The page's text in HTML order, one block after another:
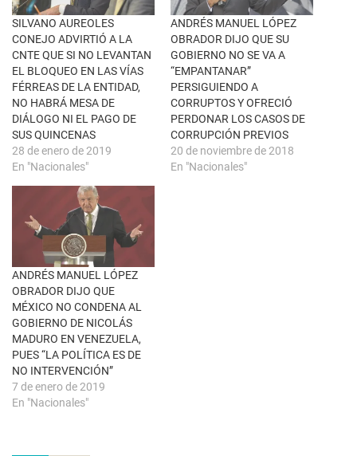
e
n
t
a
n
a
n
u
e
v
a
)
o
k
(
S
e
a
b
e
e
n
u
n
a
v
e
t
a
n
a
u
e
v
a
)
SILVANO AUREOLES
CONEJO ADVIRTIÓ A LA
CNTE QUE SI NO LEVANTAN
EL BLOQUEO EN LAS VÍAS
FÉRREAS DE LA ENTIDAD,
NO HABRÁ MESA DE
DIÁLOGO NI EL PAGO DE
SUS QUINCENAS
28 de enero de 2019
En "Nacionales"
ANDRÉS MANUEL LÓPEZ
OBRADOR DIJO QUE SU
GOBIERNO NO SE VA A
“EMPANTANAR”
PERSIGUIENDO A
CORRUPTOS Y OFRECIÓ
PERDONAR LOS CASOS DE
CORRUPCIÓN PREVIOS
20 de noviembre de 2018
En "Nacionales"
ANDRÉS MANUEL LÓPEZ
OBRADOR DIJO QUE
MÉXICO NO CONDENA AL
GOBIERNO DE NICOLÁS
MADURO EN VENEZUELA,
PUES “LA POLÍTICA ES DE
NO INTERVENCIÓN”
7 de enero de 2019
En "Nacionales"